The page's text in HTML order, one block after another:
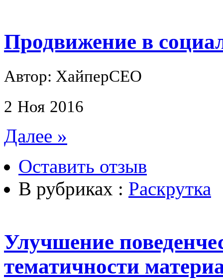
Продвижение в
Автор: ХайперСЕО
2 Ноя 2016
Далее »
Оставить отзыв
В рубриках : Раскрутка
Улучшение
тематичности